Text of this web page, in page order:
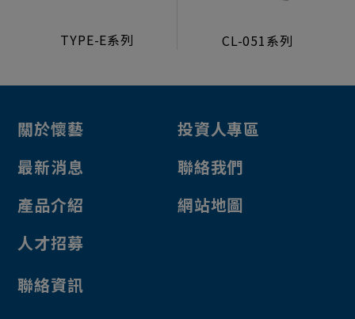
電源/投幣器/配件
轉換卡
電子元件
檯子鎖
投幣口
鋁框鐵門
TYPE-E系列 CL-051系列
關於懷藝
最新消息
產品介紹
人才招募
投資人專區
聯絡我們
網站地圖
聯絡資訊